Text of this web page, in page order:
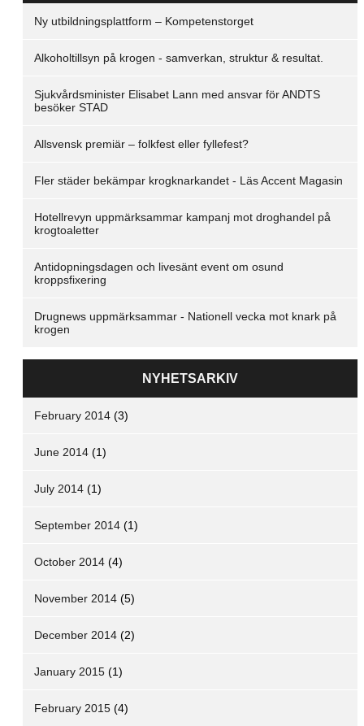
Ny utbildningsplattform – Kompetenstorget
Alkoholtillsyn på krogen - samverkan, struktur & resultat.
Sjukvårdsminister Elisabet Lann med ansvar för ANDTS
besöker STAD
Allsvensk premiär – folkfest eller fyllefest?
Fler städer bekämpar krogknarkandet - Läs Accent Magasin
Hotellrevyn uppmärksammar kampanj mot droghandel på
krogtoaletter
Antidopningsdagen och livesänt event om osund
kroppsfixering
Drugnews uppmärksammar - Nationell vecka mot knark på
krogen
NYHETSARKIV
February 2014 (3)
June 2014 (1)
July 2014 (1)
September 2014 (1)
October 2014 (4)
November 2014 (5)
December 2014 (2)
January 2015 (1)
February 2015 (4)